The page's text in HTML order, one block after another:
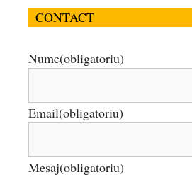
CONTACT
Nume(obligatoriu)
Email(obligatoriu)
Mesaj(obligatoriu)